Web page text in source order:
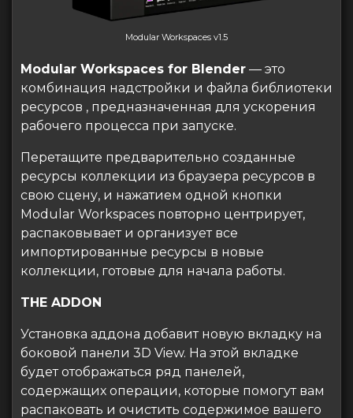
Modular Workspaces v1.5
Modular Workspaces for Blender — это
комбинация надстройки и файла библиотеки
ресурсов , предназначенная для ускорения
рабочего процесса при запуске.
Перетащите предварительно созданные
ресурсы коллекции из браузера ресурсов в
свою сцену, и нажатием одной кнопки
Modular Workspaces повторно центрирует,
распаковывает и организует все
импортированные ресурсы в новые
коллекции, готовые для начала работы.
THE ADDON
Установка аддона добавит новую вкладку на
боковой панели 3D View. На этой вкладке
будет отображаться ряд панелей,
содержащих операции, которые помогут вам
распаковать и очистить содержимое вашего